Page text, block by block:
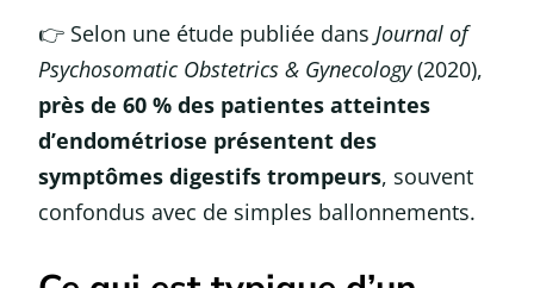
👉 Selon une étude publiée dans Journal of
Psychosomatic Obstetrics & Gynecology(2020),
près de 60 % des patientes atteintes
d’endométriose présentent des
symptômes digestifs trompeurs, souvent
confondus avec de simples ballonnements.